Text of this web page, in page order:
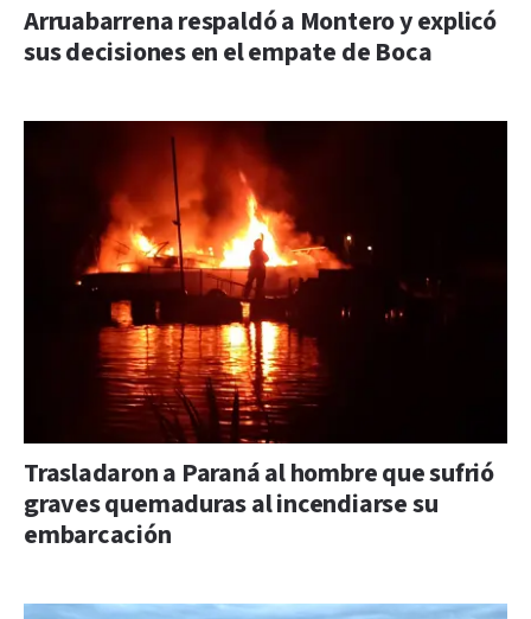
Arruabarrena respaldó a Montero y explicó
sus decisiones en el empate de Boca
Trasladaron a Paraná al hombre que sufrió
graves quemaduras al incendiarse su
embarcación